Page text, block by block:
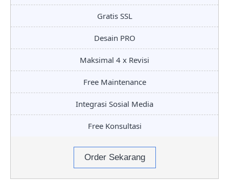
Gratis SSL
Desain PRO
Maksimal 4 x Revisi
Free Maintenance
Integrasi Sosial Media
Free Konsultasi
Order Sekarang